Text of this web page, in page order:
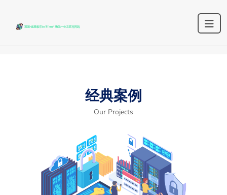
经典案例
Our Projects